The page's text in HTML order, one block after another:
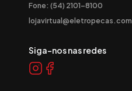
Fone: (54) 2101-8100
lojavirtual@eletropecas.com
Siga-nos nas redes